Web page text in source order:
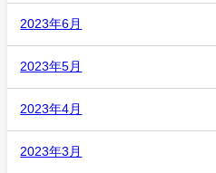
2023年6月
2023年5月
2023年4月
2023年3月